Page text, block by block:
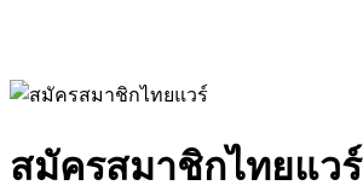
สมัครสมาชิกไทยแวร์